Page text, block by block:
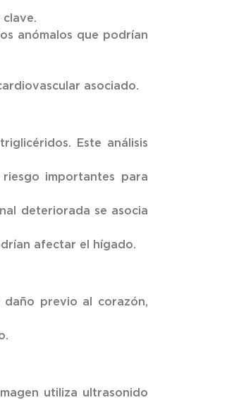
anómalos que podrían
asociado.
Este análisis
importantes para
deteriorada se asocia
afectar el hígado.
previo al corazón,
utiliza ultrasonido